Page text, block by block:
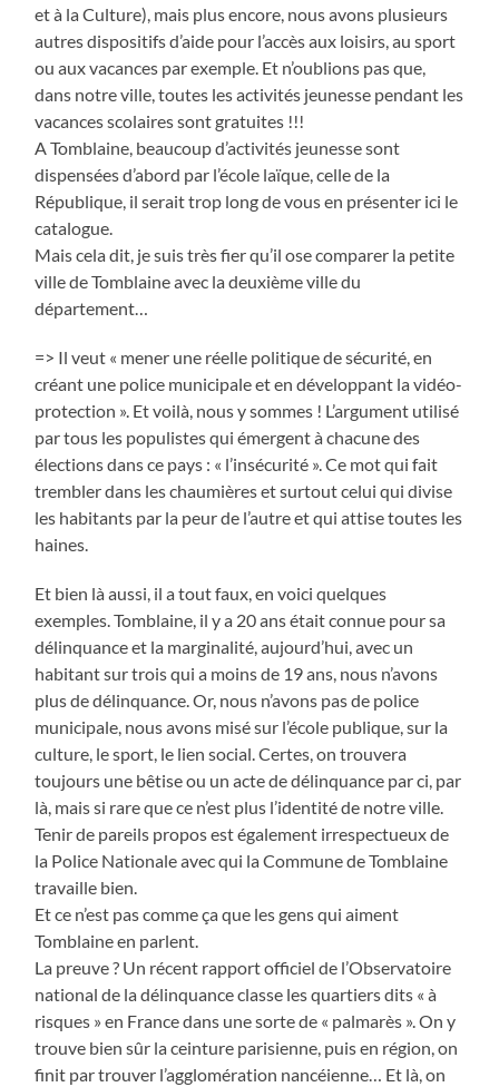
et à la Culture), mais plus encore, nous avons plusieurs
autres dispositifs d’aide pour l’accès aux loisirs, au sport
ou aux vacances par exemple. Et n’oublions pas que,
dans notre ville, toutes les activités jeunesse pendant les
vacances scolaires sont gratuites !!!
A Tomblaine, beaucoup d’activités jeunesse sont
dispensées d’abord par l’école laïque, celle de la
République, il serait trop long de vous en présenter ici le
catalogue.
Mais cela dit, je suis très fier qu’il ose comparer la petite
ville de Tomblaine avec la deuxième ville du
département…
=> Il veut « mener une réelle politique de sécurité, en
créant une police municipale et en développant la vidéo-
protection ». Et voilà, nous y sommes ! L’argument utilisé
par tous les populistes qui émergent à chacune des
élections dans ce pays : « l’insécurité ». Ce mot qui fait
trembler dans les chaumières et surtout celui qui divise
les habitants par la peur de l’autre et qui attise toutes les
haines.
Et bien là aussi, il a tout faux, en voici quelques
exemples. Tomblaine, il y a 20 ans était connue pour sa
délinquance et la marginalité, aujourd’hui, avec un
habitant sur trois qui a moins de 19 ans, nous n’avons
plus de délinquance. Or, nous n’avons pas de police
municipale, nous avons misé sur l’école publique, sur la
culture, le sport, le lien social. Certes, on trouvera
toujours une bêtise ou un acte de délinquance par ci, par
là, mais si rare que ce n’est plus l’identité de notre ville.
Tenir de pareils propos est également irrespectueux de
la Police Nationale avec qui la Commune de Tomblaine
travaille bien.
Et ce n’est pas comme ça que les gens qui aiment
Tomblaine en parlent.
La preuve ? Un récent rapport officiel de l’Observatoire
national de la délinquance classe les quartiers dits « à
risques » en France dans une sorte de « palmarès ». On y
trouve bien sûr la ceinture parisienne, puis en région, on
finit par trouver l’agglomération nancéienne… Et là, on